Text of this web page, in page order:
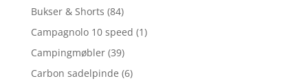
Bukser & Shorts (84)
Campagnolo 10 speed (1)
Campingmøbler (39)
Carbon sadelpinde (6)